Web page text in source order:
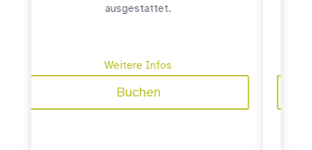
Wohnzimmer.
Weitere Infos
Buchen